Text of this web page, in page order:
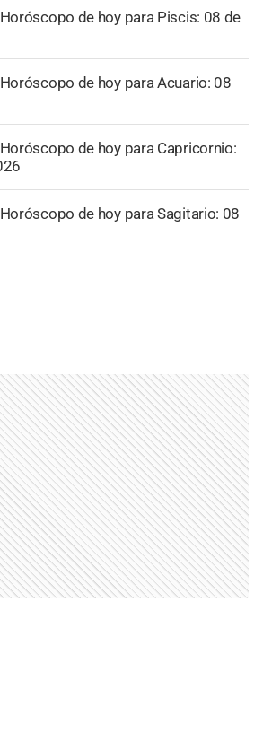
Horóscopo de hoy para Piscis: 08 de
Horóscopo de hoy para Acuario: 08
Horóscopo de hoy para Capricornio:
Horóscopo de hoy para Sagitario: 08